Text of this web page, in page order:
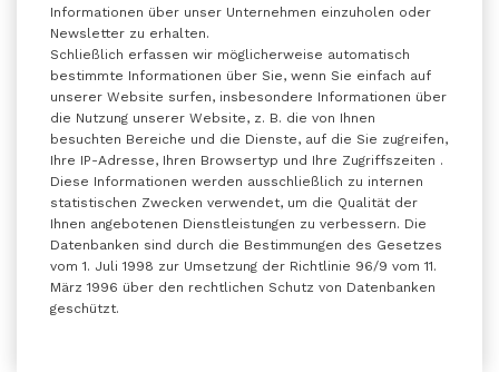
Informationen über unser Unternehmen einzuholen oder
Newsletter zu erhalten.
Schließlich erfassen wir möglicherweise automatisch
bestimmte Informationen über Sie, wenn Sie einfach auf
unserer Website surfen, insbesondere Informationen über
die Nutzung unserer Website, z. B. die von Ihnen
besuchten Bereiche und die Dienste, auf die Sie zugreifen,
Ihre IP-Adresse, Ihren Browsertyp und Ihre Zugriffszeiten .
Diese Informationen werden ausschließlich zu internen
statistischen Zwecken verwendet, um die Qualität der
Ihnen angebotenen Dienstleistungen zu verbessern. Die
Datenbanken sind durch die Bestimmungen des Gesetzes
vom 1. Juli 1998 zur Umsetzung der Richtlinie 96/9 vom 11.
März 1996 über den rechtlichen Schutz von Datenbanken
geschützt.